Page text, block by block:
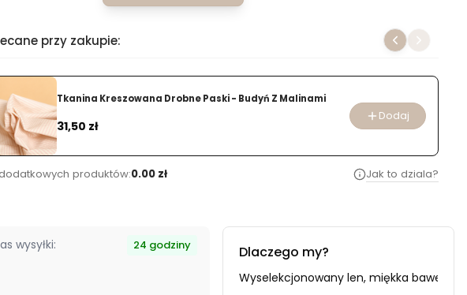
przy zakupie:
Tkanina Kreszowana Drobne Paski - Budyń Z Malinami
Cena
31,50 zł
Dodaj
produktów:0.00 zł Jak to dziala?
wysyłki: 24 godziny Dlaczego my?
ręcznie z najwyższą starannością, dbając o idealny wymiar Twojego